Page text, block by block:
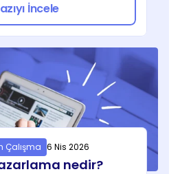
İncele
Çalışma 6 Nis 2026
nedir?